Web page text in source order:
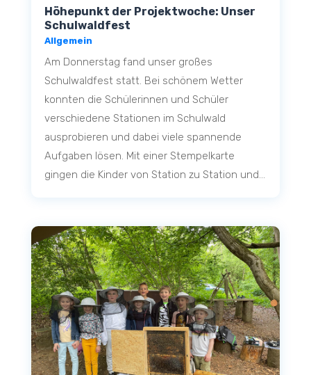
Höhepunkt der Projektwoche: Unser
Schulwaldfest
Allgemein
Am Donnerstag fand unser großes
Schulwaldfest statt. Bei schönem Wetter
konnten die Schülerinnen und Schüler
verschiedene Stationen im Schulwald
ausprobieren und dabei viele spannende
Aufgaben lösen. Mit einer Stempelkarte
gingen die Kinder von Station zu Station und...